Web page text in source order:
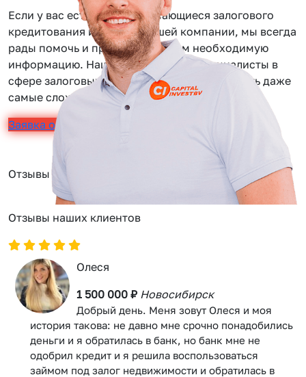
Если у вас есть вопросы касающиеся залогового
кредитования или услуг нашей компании, мы всегда
рады помочь и предоставить вам необходимую
информацию. Наши сотрудники — специалисты в
сфере залоговых займов, помогут вам решить даже
самые сложные задачи.
Заявка онлайн
Отзывы
Отзывы наших клиентов
Олеся
1 500 000 ₽ Новосибирск
Добрый день. Меня зовут Олеся и моя
история такова: не давно мне срочно понадобились
деньги и я обратилась в банк, но банк мне не
одобрил кредит и я решила воспользоваться
займом под залог недвижимости и обратилась в